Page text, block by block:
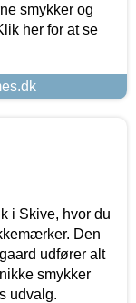
smykker og
her for at se
i Skive, hvor du
Den
udfører alt
smykker
udvalg.